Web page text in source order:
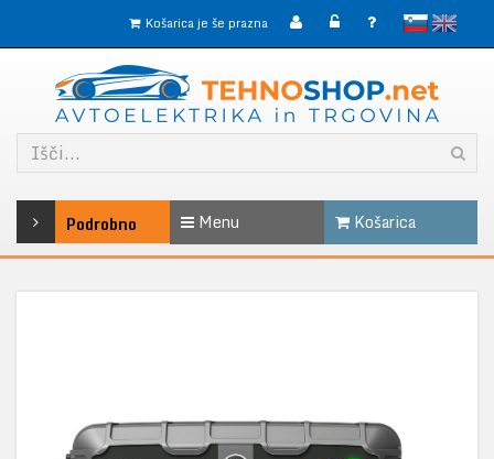
slovenskoEnglish
Košarica je še prazna
Podrobno Menu Košarica